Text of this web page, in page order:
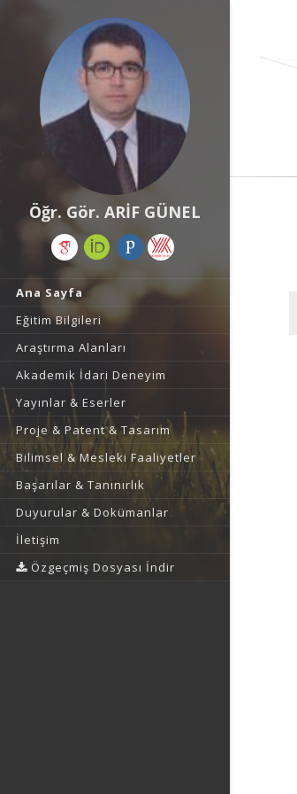
Öğr. Gör. ARİF GÜNEL
Ana Sayfa
Eğitim Bilgileri
Araştırma Alanları
Akademik İdari Deneyim
Yayınlar & Eserler
Proje & Patent & Tasarım
Bilimsel & Mesleki Faaliyetler
Başarılar & Tanınırlık
Duyurular & Dokümanlar
İletişim
Özgeçmiş Dosyası İndir